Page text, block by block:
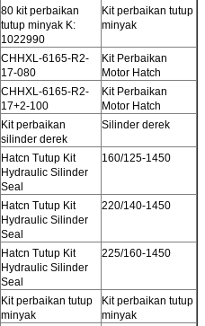
80 kit perbaikan
tutup minyak K:
1022990
Kit perbaikan tutup
minyak
CHHXL-6165-R2-
17-080
Kit Perbaikan
Motor Hatch
CHHXL-6165-R2-
17+2-100
Kit Perbaikan
Motor Hatch
Kit perbaikan
silinder derek
Silinder derek
Hatcn Tutup Kit
Hydraulic Silinder
Seal
160/125-1450
Hatcn Tutup Kit
Hydraulic Silinder
Seal
220/140-1450
Hatcn Tutup Kit
Hydraulic Silinder
Seal
225/160-1450
Kit perbaikan tutup
minyak
Kit perbaikan tutup
minyak